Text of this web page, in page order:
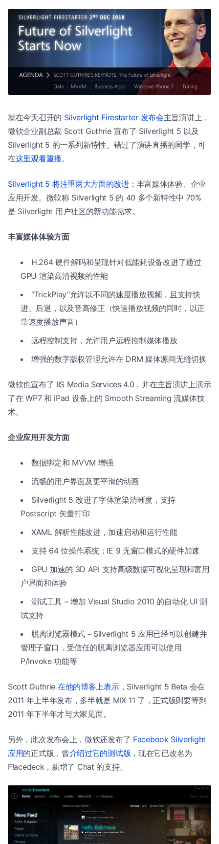
就在今天召开的 Silverlight Firestarter 发布会主旨演讲上，
微软企业副总裁 Scott Guthrie 宣布了 Silverlight 5 以及
Silverlight 5 的一系列新特性。错过了演讲直播的同学，可
在这里观看重播。
Silverlight 5 将注重两大方面的改进：丰富媒体体验、企业
应用开发。微软称 Silverlight 5 的 40 多个新特性中 70%
是 Silverlight 用户社区的新功能需求。
丰富媒体体验方面
H.264 硬件解码和呈现针对低能耗设备改进了通过
GPU 渲染高清视频的性能
“TrickPlay”允许以不同的速度播放视频，且支持快
进、后退，以及音高修正（快速播放视频的同时，以正
常速度播放声音）
远程控制支持，允许用户远程控制媒体播放
增强的数字版权管理允许在 DRM 媒体源间无缝切换
微软也宣布了 IIS Media Services 4.0，并在主旨演讲上演示
了在 WP7 和 iPad 设备上的 Smooth Streaming 流媒体技
术。
企业应用开发方面
数据绑定和 MVVM 增强
流畅的用户界面及更平滑的动画
Silverlight 5 改进了字体渲染清晰度，支持
Postscript 矢量打印
XAML 解析性能改进，加速启动和运行性能
支持 64 位操作系统；IE 9 无窗口模式的硬件加速
GPU 加速的 3D API 支持高级数据可视化呈现和富用
户界面和体验
测试工具 – 增加 Visual Studio 2010 的自动化 UI 测
试支持
脱离浏览器模式 – Silverlight 5 应用已经可以创建并
管理子窗口，受信任的脱离浏览器应用可以使用
P/Invoke 功能等
Scott Guthrie 在他的博客上表示，Silverlight 5 Beta 会在
2011 年上半年发布，多半就是 MIX 11 了，正式版则要等到
2011 年下半年才与大家见面。
另外，此次发布会上，微软还发布了 Facebook Silverlight
应用的正式版，曾介绍过它的测试版 ，现在它已改名为
F!acedeck，新增了 Chat 的支持。